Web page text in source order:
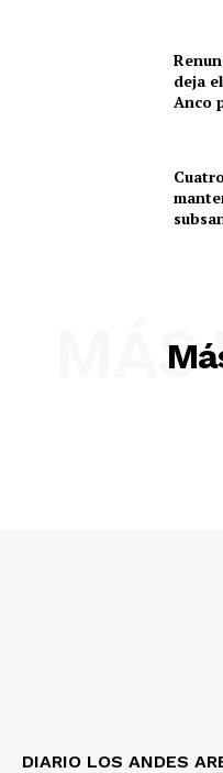
deja
Anco
MÁS
DIARIO LOS ANDES